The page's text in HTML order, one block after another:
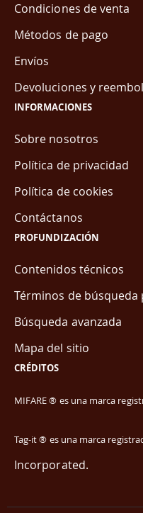
Condiciones de venta
Métodos de pago
Envíos
Devoluciones y
INFORMACIONES
Sobre nosotros
Política de privacidad
Política de cookies
Contáctanos
PROFUNDIZACIÓN
Contenidos técnicos
Términos de búsqueda
Búsqueda avanzada
Mapa del sitio
CRÉDITOS
MIFARE ® es una marca
Tag-it ® es una marca
Incorporated.